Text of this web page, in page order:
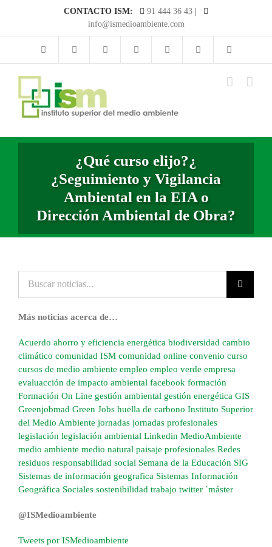
CONTACTO ISM: 91 444 36 43
info@ismedioambiente.com
¿Qué curso elijo?¿
¿Seguimiento y Vigilancia
Ambiental en la EIA o
Dirección Ambiental de Obra?
noticias...
Más noticias acerca de…
Acuerdo ahorro y eficiencia energética biodiversidad cambio
climático comunidad ISM comunidad online convenio curso
cursos de medio ambiente empleo empleo verde empresa
evaluacción de impacto ambiental facebook formación
Formación On Line gestión ambiental gestión energética GIS
Greenjobmad Green Jobs huella de carbono Instituto Superior
del Medio Ambiente jornadas jornadas profesionales
legislación legislación ambiental Linkedin MedioAmbiente
medio ambiente medio natural paisaje profesionales Redes
residuos responsabilidad social Semana de la Educación SIG
Sistemas de información geografica Sistemas Información
Geográfica Sociales sostenibilidad trabajo twitter ´máster
@ISMedioambiente
Tweets por ISMedioambiente